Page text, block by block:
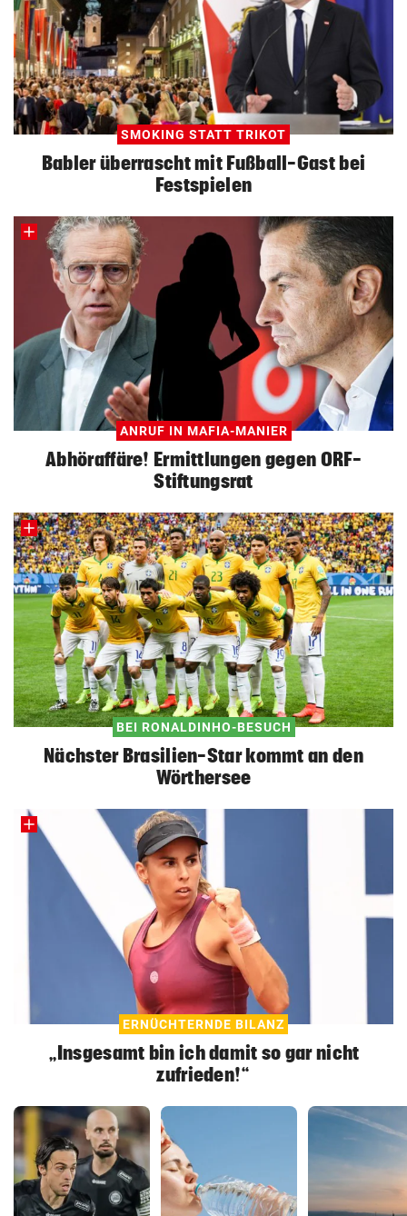
SMOKING STATT TRIKOT
Babler überrascht mit Fußball-Gast bei
Festspielen
ANRUF IN MAFIA-MANIER
Abhöraffäre! Ermittlungen gegen ORF-
Stiftungsrat
BEI RONALDINHO-BESUCH
Nächster Brasilien-Star kommt an den
Wörthersee
ERNÜCHTERNDE BILANZ
„Insgesamt bin ich damit so gar nicht
zufrieden!“